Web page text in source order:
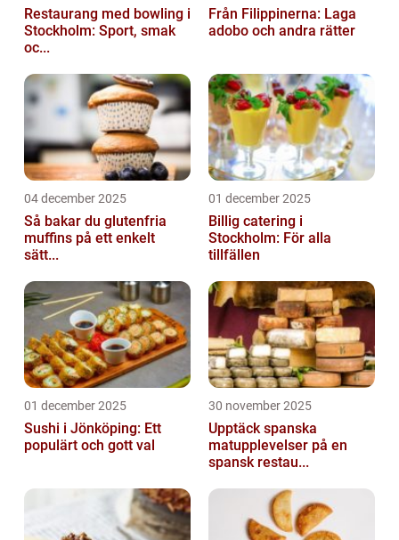
Restaurang med bowling i
Stockholm: Sport, smak
oc...
Från Filippinerna: Laga
adobo och andra rätter
04 december 2025
Så bakar du glutenfria
muffins på ett enkelt
sätt...
01 december 2025
Billig catering i
Stockholm: För alla
tillfällen
01 december 2025
Sushi i Jönköping: Ett
populärt och gott val
30 november 2025
Upptäck spanska
matupplevelser på en
spansk restau...